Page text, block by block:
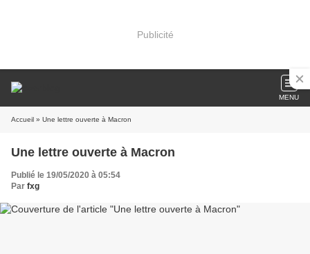
Publicité
MENU
Accueil » Une lettre ouverte à Macron
Une lettre ouverte à Macron
Publié le 19/05/2020 à 05:54
Par fxg